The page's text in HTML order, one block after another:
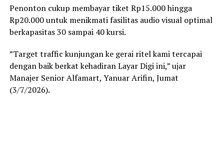
Penonton cukup membayar tiket Rp15.000 hingga
Rp20.000 untuk menikmati fasilitas audio visual optimal
berkapasitas 30 sampai 40 kursi.
”Target traffic kunjungan ke gerai ritel kami tercapai
dengan baik berkat kehadiran Layar Digi ini,” ujar
Manajer Senior Alfamart, Yanuar Arifin, Jumat
(3/7/2026).